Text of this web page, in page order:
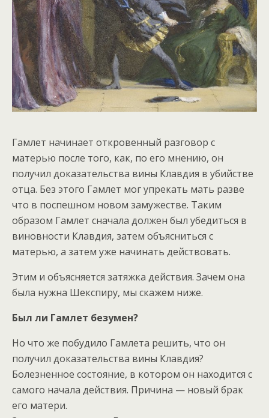
Гамлет начинает откровенный разговор с
матерью после того, как, по его мнению, он
получил доказательства вины Клавдия в убийстве
отца. Без этого Гамлет мог упрекать мать разве
что в поспешном новом замужестве. Таким
образом Гамлет сначала должен был убедиться в
виновности Клавдия, затем объясниться с
матерью, а затем уже начинать действовать.
Этим и объясняется затяжка действия. Зачем она
была нужна Шекспиру, мы скажем ниже.
Был ли Гамлет безумен?
Но что же побудило Гамлета решить, что он
получил доказательства вины Клавдия?
Болезненное состояние, в котором он находится с
самого начала действия. Причина — новый брак
его матери.